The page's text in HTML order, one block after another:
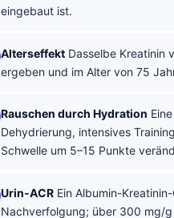
eingebaut ist.
Alterseffekt Dasselbe Kreatinin
ergeben und im Alter von 75
Rauschen durch Hydration
Dehydrierung, intensives
Schwelle um 5–15 Punkte
Urin-ACR Ein Albumin-
Nachverfolgung; über 300 mg/g